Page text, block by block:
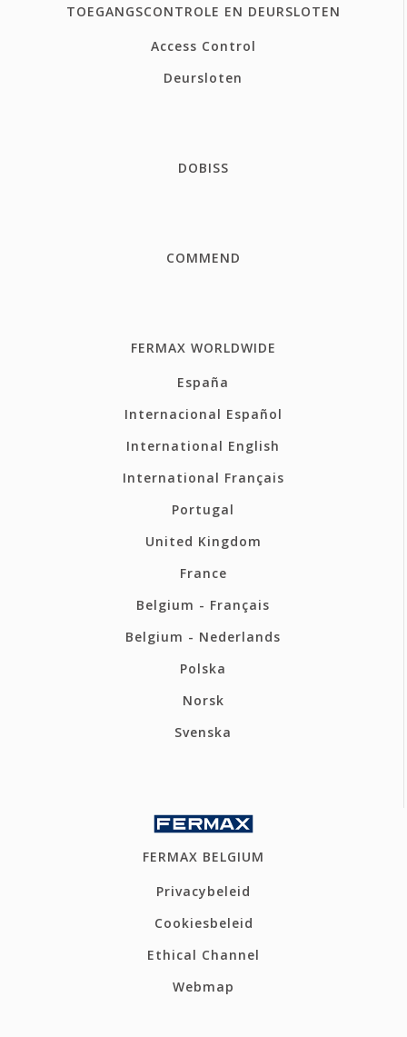
TOEGANGSCONTROLE EN DEURSLOTEN
Access Control
Deursloten
DOBISS
COMMEND
FERMAX WORLDWIDE
España
Internacional Español
International English
International Français
Portugal
United Kingdom
France
Belgium - Français
Belgium - Nederlands
Polska
Norsk
Svenska
FERMAX BELGIUM
Privacybeleid
Cookiesbeleid
Ethical Channel
Webmap